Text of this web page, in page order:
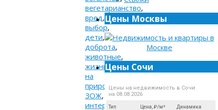
вегетарианство,
вред,
выбор,
дети,
доброта,
животные,
жизнь
на
природе,
ЗОЖ,
интересное
Цены Москвы
Цены Сочи
Цены на недвижимость в Сочи
на 08.08.2026
Тип Цена, ₽/м² Динамика